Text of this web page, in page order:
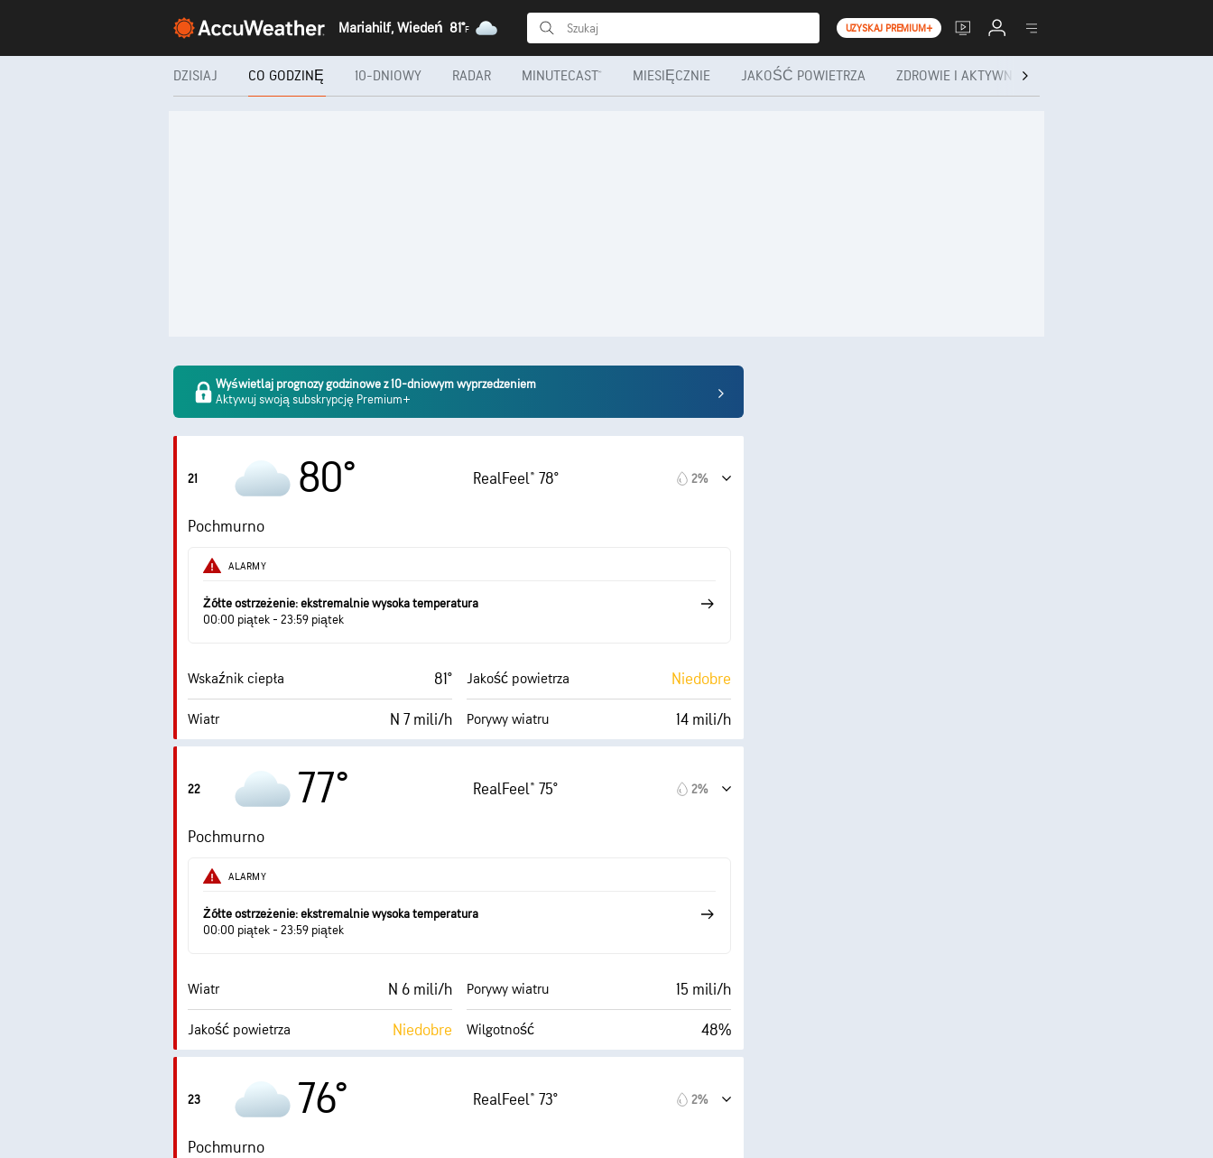
Mariahilf, Wiedeń 81°F UZYSKAJ PREMIUM+
DZISIAJ CO GODZINĘ 10-DNIOWY RADAR MINUTECAST® MIESIĘCZNIE JAKOŚĆ POWIETRZA ZDROWIE I AKTYWNOŚĆ
Wyświetlaj prognozy godzinowe z 10-dniowym wyprzedzeniem
Aktywuj swoją subskrypcję Premium+
21 80° RealFeel® 78° 2%
Pochmurno
ALARMY
Żółte ostrzeżenie: ekstremalnie wysoka temperatura
00:00 piątek - 23:59 piątek
Wskaźnik ciepła 81°
Wiatr N 7 mili/h
Jakość powietrza Niedobre
Porywy wiatru 14 mili/h
Punkt rosy
AccuLumen Brightness Index™
22 77° RealFeel® 75° 2%
Pochmurno
ALARMY
Żółte ostrzeżenie: ekstremalnie wysoka temperatura
00:00 piątek - 23:59 piątek
Wiatr N 6 mili/h
Jakość powietrza Niedobre
Porywy wiatru 15 mili/h
Wilgotność 48%
AccuLumen Brightness Index™
Zachmurzenie
Widoczność 10 mili
23 76° RealFeel® 73° 2%
Pochmurno